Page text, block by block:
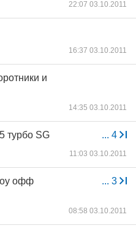
22:07 03.10.2011
16:37 03.10.2011
и
14:35 03.10.2011
... 4
турбо SG
11:03 03.10.2011
... 3
офф
08:58 03.10.2011